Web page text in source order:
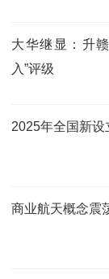
大华继显：升
入”评级
2025年全国新
商业航天概念震